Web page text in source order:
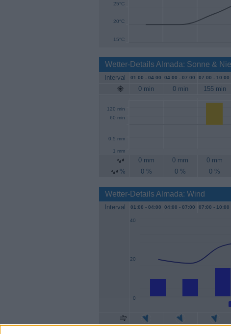
15°C
20°C
25°C
Wetter-Details Almada: Sonne &
Interval 01:00 - 04:00 04:00 - 07:00 07:00 - 10:00
0 min 0 min 155 min
60 min
120 min
0.5 mm
1 mm
0 mm 0 mm 0 mm
%
0 % 0 % 0 %
Wetter-Details Almada: Wind
Interval 01:00 - 04:00 04:00 - 07:00 07:00 - 10:00
0
20
40